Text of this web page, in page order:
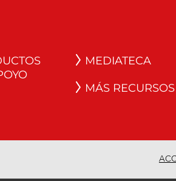
MEDIATECA
MÁS RECURSOS